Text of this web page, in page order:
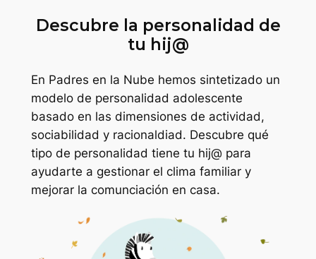
Descubre la personalidad de
tu hij@
En Padres en la Nube hemos sintetizado un
modelo de personalidad adolescente
basado en las dimensiones de actividad,
sociabilidad y racionaldiad. Descubre qué
tipo de personalidad tiene tu hij@ para
ayudarte a gestionar el clima familiar y
mejorar la comunciación en casa.